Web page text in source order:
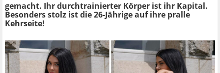
gemacht. Ihr durchtrainierter Körper ist ihr Kapital.
Besonders stolz ist die 26-Jährige auf ihre pralle
Kehrseite!